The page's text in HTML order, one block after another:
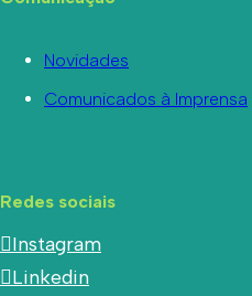
Novidades
Comunicados à Imprensa
Redes sociais
Instagram
Linkedin